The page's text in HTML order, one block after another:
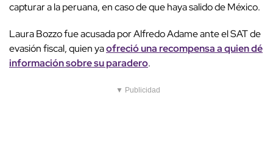
capturar a la peruana, en caso de que haya salido de México.
Laura Bozzo fue acusada por Alfredo Adame ante el SAT de
evasión fiscal, quien yaofreció una recompensa a quien dé
información sobre su paradero.
▼ Publicidad